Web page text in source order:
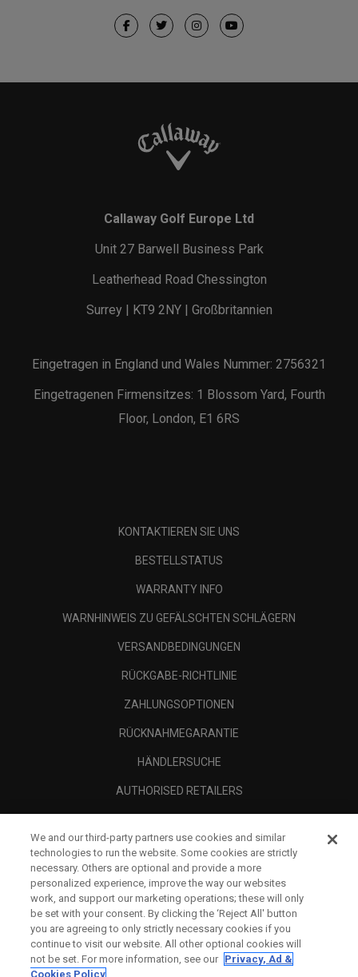
Callaway Golf Europe Ltd
Unit 27 Barwell Business Park
Leatherhead Road Chessington
Surrey | KT9 2NY | Großbritannien
Eingetragen in England und Wales Nummer: 2756321
Eingetragenen Firmensitzes: 1 Blossom Yard, Fourth
Floor, London, E1 6RS
KONTAKTIEREN SIE UNS
BESTELLSTATUS
WARRANTY INFO
WARNHINWEIS ZU GEFÄLSCHTEN SCHLÄGERN
VERSANDBEDINGUNGEN
RÜCKGABE-RICHTLINIE
ZAHLUNGSOPTIONEN
RÜCKNAHMEGARANTIE
HÄNDLERSUCHE
AUTHORISED RETAILERS
UNTERNEHMENSPROFIL
RECHTLICHES-
We and our third-party partners use cookies and similar
technologies to run the website. Some cookies are strictly
necessary. Others are optional and provide a more
personalized experience, improve the way our websites
work, and support our marketing operations; these will only
be set with your consent. By clicking the ‘Reject All' button
you are agreeing to only strictly necessary cookies if you
continue to visit our website. All other optional cookies will
not be set. For more information, see our Privacy, Ad &
Cookies Policy